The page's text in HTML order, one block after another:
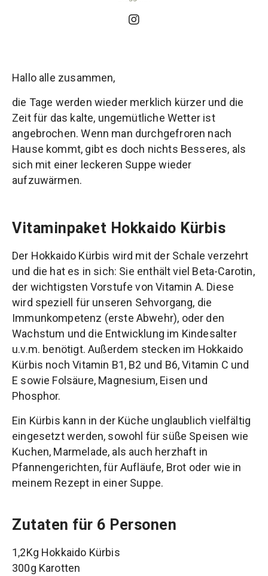
Hallo alle zusammen,
die Tage werden wieder merklich kürzer und die
Zeit für das kalte, ungemütliche Wetter ist
angebrochen. Wenn man durchgefroren nach
Hause kommt, gibt es doch nichts Besseres, als
sich mit einer leckeren Suppe wieder
aufzuwärmen.
Vitaminpaket Hokkaido Kürbis
Der Hokkaido Kürbis wird mit der Schale verzehrt
und die hat es in sich: Sie enthält viel Beta-Carotin,
der wichtigsten Vorstufe von Vitamin A. Diese
wird speziell für unseren Sehvorgang, die
Immunkompetenz (erste Abwehr), oder den
Wachstum und die Entwicklung im Kindesalter
u.v.m. benötigt. Außerdem stecken im Hokkaido
Kürbis noch Vitamin B1, B2 und B6, Vitamin C und
E sowie Folsäure, Magnesium, Eisen und
Phosphor.
Ein Kürbis kann in der Küche unglaublich vielfältig
eingesetzt werden, sowohl für süße Speisen wie
Kuchen, Marmelade, als auch herzhaft in
Pfannengerichten, für Aufläufe, Brot oder wie in
meinem Rezept in einer Suppe.
Zutaten für 6 Personen
1,2Kg Hokkaido Kürbis
300g Karotten